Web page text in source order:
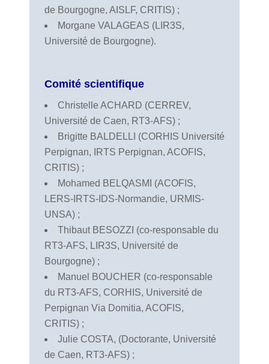
de Bourgogne, AISLF, CRITIS) ;
Morgane VALAGEAS (LIR3S,
Université de Bourgogne).
Comité scientifique
Christelle ACHARD (CERREV,
Université de Caen, RT3-AFS) ;
Brigitte BALDELLI (CORHIS Université
Perpignan, IRTS Perpignan, ACOFIS,
CRITIS) ;
Mohamed BELQASMI (ACOFIS,
LERS-IRTS-IDS-Normandie, URMIS-
UNSA) ;
Thibaut BESOZZI (co-responsable du
RT3-AFS, LIR3S, Université de
Bourgogne) ;
Manuel BOUCHER (co-responsable
du RT3-AFS, CORHIS, Université de
Perpignan Via Domitia, ACOFIS,
CRITIS) ;
Julie COSTA, (Doctorante, Université
de Caen, RT3-AFS) ;